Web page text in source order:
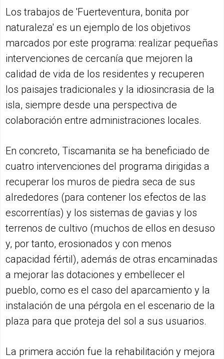
Los trabajos de 'Fuerteventura, bonita por
naturaleza' es un ejemplo de los objetivos
marcados por este programa: realizar pequeñas
intervenciones de cercanía que mejoren la
calidad de vida de los residentes y recuperen
los paisajes tradicionales y la idiosincrasia de la
isla, siempre desde una perspectiva de
colaboración entre administraciones locales.
En concreto, Tiscamanita se ha beneficiado de
cuatro intervenciones del programa dirigidas a
recuperar los muros de piedra seca de sus
alrededores (para contener los efectos de las
escorrentías) y los sistemas de gavias y los
terrenos de cultivo (muchos de ellos en desuso
y, por tanto, erosionados y con menos
capacidad fértil), además de otras encaminadas
a mejorar las dotaciones y embellecer el
pueblo, como es el caso del aparcamiento y la
instalación de una pérgola en el escenario de la
plaza para que proteja del sol a sus usuarios.
La primera acción fue la rehabilitación y mejora